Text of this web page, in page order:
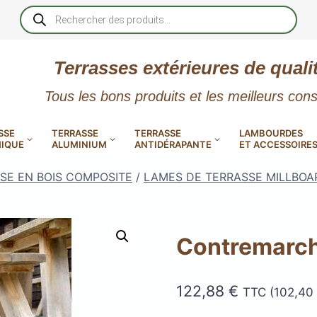
Recherche
de
produits
Terrasses extérieures de
Tous les bons produits et les meilleurs
EN
TERRASSE
ALUMINIUM
TERRASSE
ANTIDÉRAPANTE
LAMBOURDES
ET ACCESSOIRES
PVC
CALES RÉGLABLES
LAMES DE BARDAGE
EN BOIS COMPOSITE / LAMES DE TERRASSE
122,88 € TTC (102,40